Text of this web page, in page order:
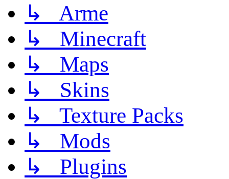
↳ Arme
↳ Minecraft
↳ Maps
↳ Skins
↳ Texture Packs
↳ Mods
↳ Plugins